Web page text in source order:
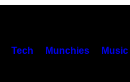
Tech Munchies Music